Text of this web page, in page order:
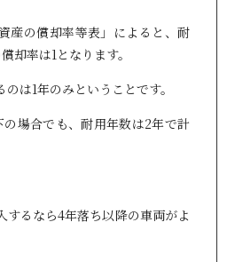
産の償却率等表」によると、耐
却率は1となります。
は1年のみということです。
の場合でも、耐用年数は2年で計
するなら4年落ち以降の車両がよ